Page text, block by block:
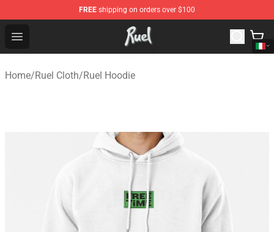
FREE shipping on orders over $100
Open menu
Ruel Store - Official Ruel Merchandise Shop
Home/Ruel Cloth/Ruel Hoodie